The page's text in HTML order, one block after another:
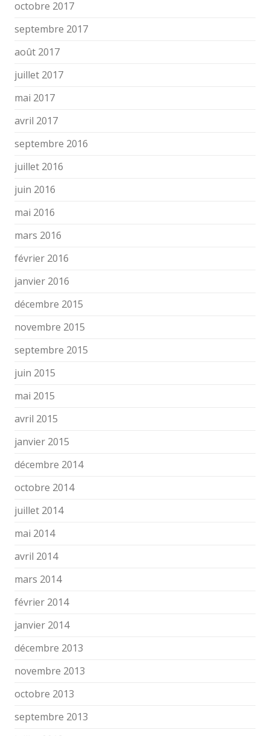
octobre 2017
septembre 2017
août 2017
juillet 2017
mai 2017
avril 2017
septembre 2016
juillet 2016
juin 2016
mai 2016
mars 2016
février 2016
janvier 2016
décembre 2015
novembre 2015
septembre 2015
juin 2015
mai 2015
avril 2015
janvier 2015
décembre 2014
octobre 2014
juillet 2014
mai 2014
avril 2014
mars 2014
février 2014
janvier 2014
décembre 2013
novembre 2013
octobre 2013
septembre 2013